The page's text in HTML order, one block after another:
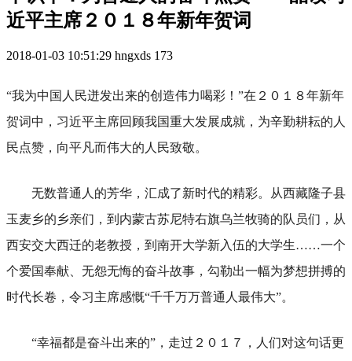
近平主席２０１８年新年贺词
2018-01-03 10:51:29 hngxds 173
“我为中国人民迸发出来的创造伟力喝彩！”在２０１８年新年
贺词中，习近平主席回顾我国重大发展成就，为辛勤耕耘的人
民点赞，向平凡而伟大的人民致敬。
无数普通人的芳华，汇成了新时代的精彩。从西藏隆子县
玉麦乡的乡亲们，到内蒙古苏尼特右旗乌兰牧骑的队员们，从
西安交大西迁的老教授，到南开大学新入伍的大学生……一个
个爱国奉献、无怨无悔的奋斗故事，勾勒出一幅为梦想拼搏的
时代长卷，令习主席感慨“千千万万普通人最伟大”。
“幸福都是奋斗出来的”，走过２０１７，人们对这句话更